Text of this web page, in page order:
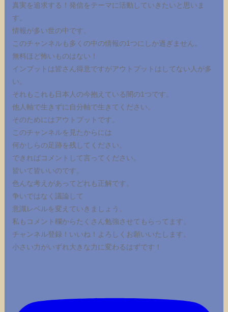
真実を追求する！発信をテーマに活動していきたいと思いま
す。
情報が多い世の中です。
このチャンネルも多くの中の情報の1つにしか過ぎません。
無料ほど怖いものはない！
インプットは皆さん得意ですがアウトプットはしてない人が多
い。
それもこれも日本人の今抱えている闇の1つです。
他人軸で生きずに自分軸で生きてください。
そのためにはアウトプットです。
このチャンネルを見たからには
何かしらの足跡を残してください。
できればコメントして言ってください。
皆いて皆いいのです。
色んな考えがあってどれも正解です。
争いではなく議論して
意識レベルを変えていきましょう。
私もコメント欄からたくさん勉強させてもらってます。
チャンネル登録！いいね！よろしくお願いいたします。
小さい力がいずれ大きな力に変わるはずです！